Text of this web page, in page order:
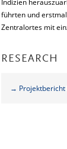
Indizien
führten und
Zentralortes mit
RESEARCH
→ Projektbericht